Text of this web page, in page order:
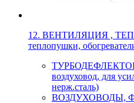
12. ВЕНТИЛЯЦИЯ ,
теплопушки,
воздуховод, для
нерж.сталь)
ВОЗДУХОВОДЫ,